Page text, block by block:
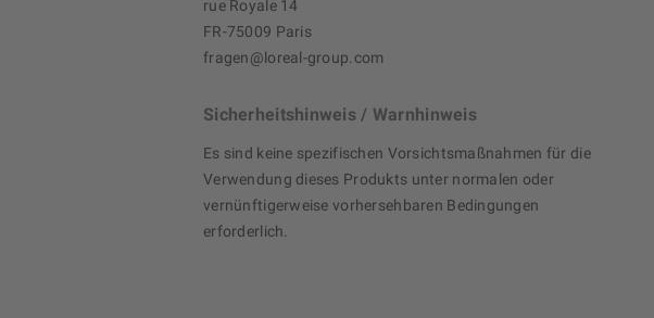
rue Royale 14
FR-75009 Paris
fragen@loreal-group.com
Sicherheitshinweis / Warnhinweis
Es sind keine spezifischen Vorsichtsmaßnahmen für die
Verwendung dieses Produkts unter normalen oder
vernünftigerweise vorhersehbaren Bedingungen
erforderlich.